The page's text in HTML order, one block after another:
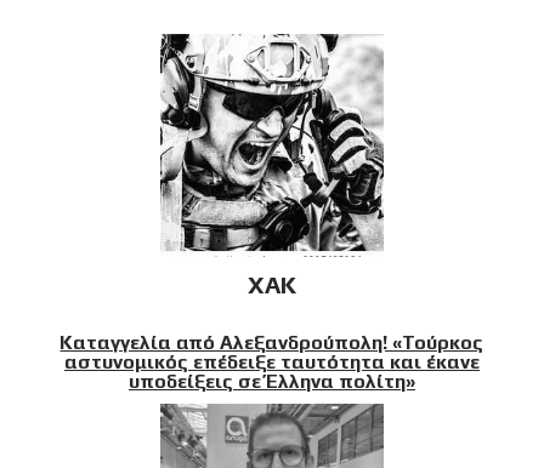
XAK
Καταγγελία από Αλεξανδρούπολη! «Τούρκος
αστυνομικός επέδειξε ταυτότητα και έκανε
υποδείξεις σε Έλληνα πολίτη»